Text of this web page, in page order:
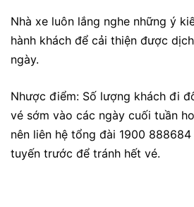
Nhà xe luôn lắng nghe những ý
hành khách để cải thiện được
ngày.
Nhược điểm: Số lượng khách đi
vé sớm vào các ngày cuối tuần
nên liên hệ tổng đài 1900
tuyến trước để tránh hết vé.